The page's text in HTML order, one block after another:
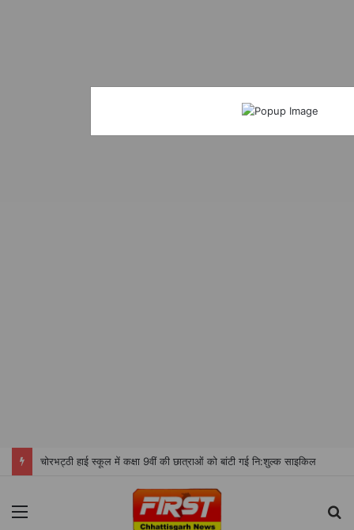
वृद्धाश्रम में सेवा कार्य कर मनाया जन्मदिन, बुजुर्गों के बीच बांटी खुशियां
Menu